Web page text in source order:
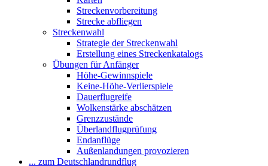
Streckenvorbereitung
Strecke abfliegen
Streckenwahl
Strategie der Streckenwahl
Erstellung eines Streckenkatalogs
Übungen für Anfänger
Höhe-Gewinnspiele
Keine-Höhe-Verlierspiele
Dauerflugreife
Wolkenstärke abschätzen
Grenzzustände
Überlandflugprüfung
Endanflüge
Außenlandungen provozieren
... zum Deutschlandrundflug